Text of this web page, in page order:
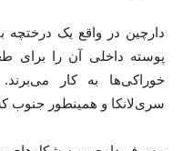
پوسته داخلی آن را برای
خوراکی‌ها به کار
سری‌لانکا و همینطور جنوب